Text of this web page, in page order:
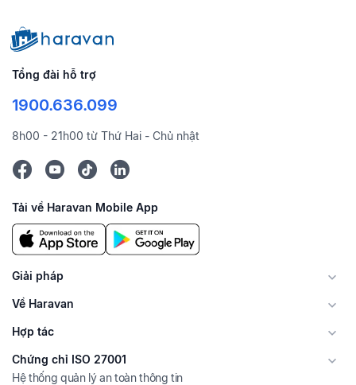
Tổng đài hỗ trợ
1900.636.099
8h00 - 21h00 từ Thứ Hai - Chủ nhật
Tải về Haravan Mobile App
Giải pháp
Về Haravan
Hợp tác
Chứng chỉ ISO 27001
Hệ thống quản lý an toàn thông tin